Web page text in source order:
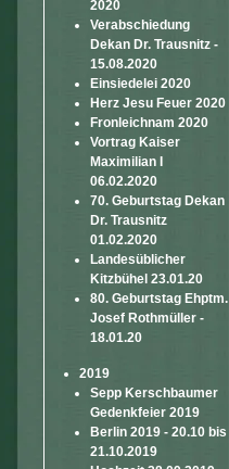
2020
Verabschiedung
Dekan Dr. Trausnitz -
15.08.2020
Einsiedelei 2020
Herz Jesu Feuer 2020
Fronleichnam 2020
Vortrag Kaiser
Maximilian I
06.02.2020
70. Geburtstag Dekan
Dr. Trausnitz
01.02.2020
Landesüblicher
Kitzbühel 23.01.20
80. Geburtstag Ehptm.
Josef Rothmüller -
18.01.20
2019
Sepp Kerschbaumer
Gedenkfeier 2019
Berlin 2019 - 20.10 bis
21.10.2019